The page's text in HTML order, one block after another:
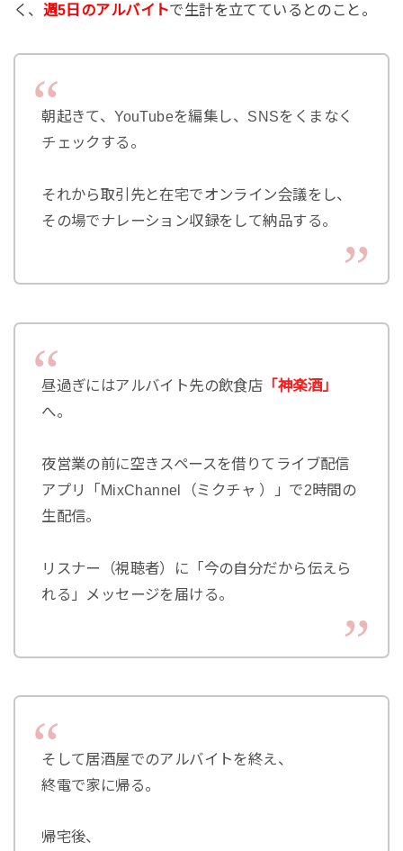
く、 週5日のアルバイトで生計を立てているとのこと。
朝起きて、YouTubeを編集し、SNSをくまなく
チェックする。
それから取引先と在宅でオンライン会議をし、
その場でナレーション収録をして納品する。
昼過ぎにはアルバイト先の飲食店 「神楽酒」
へ。
夜営業の前に空きスペースを借りてライブ配信
アプリ「MixChannel（ミクチャ ）」で2時間の
生配信。
リスナー（視聴者）に「今の自分だから伝えら
れる」メッセージを届ける。
そして居酒屋でのアルバイトを終え、
終電で家に帰る。
帰宅後、